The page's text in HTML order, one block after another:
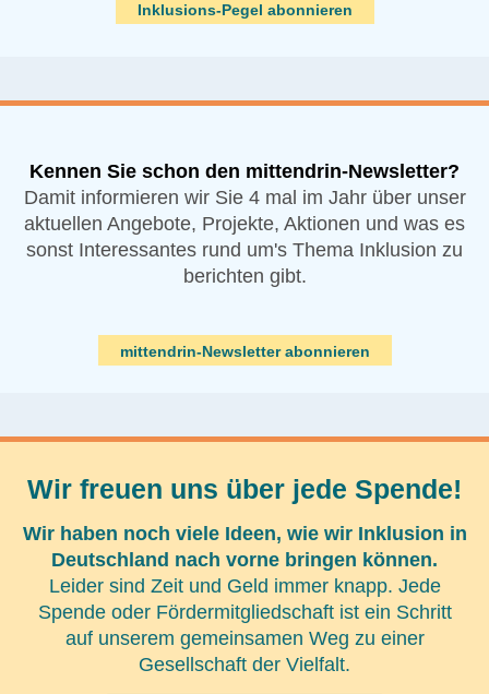
Inklusions-Pegel abonnieren
Kennen Sie schon den mittendrin-Newsletter?
Damit informieren wir Sie 4 mal im Jahr über unser
aktuellen Angebote, Projekte, Aktionen und was es
sonst Interessantes rund um's Thema Inklusion zu
berichten gibt.
mittendrin-Newsletter abonnieren
Wir freuen uns über jede Spende!
Wir haben noch viele Ideen, wie wir Inklusion in
Deutschland nach vorne bringen können.
Leider sind Zeit und Geld immer knapp. Jede
Spende oder Fördermitgliedschaft ist ein Schritt
auf unserem gemeinsamen Weg zu einer
Gesellschaft der Vielfalt.